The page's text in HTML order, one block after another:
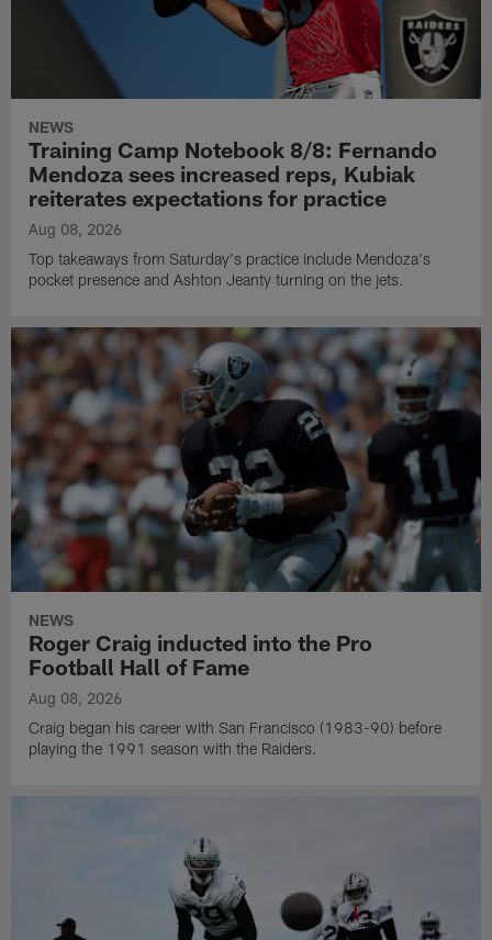
NEWS
Training Camp Notebook 8/8: Fernando
Mendoza sees increased reps, Kubiak
reiterates expectations for practice
Aug 08, 2026
Top takeaways from Saturday's practice include Mendoza's
pocket presence and Ashton Jeanty turning on the jets.
NEWS
Roger Craig inducted into the Pro
Football Hall of Fame
Aug 08, 2026
Craig began his career with San Francisco (1983-90) before
playing the 1991 season with the Raiders.